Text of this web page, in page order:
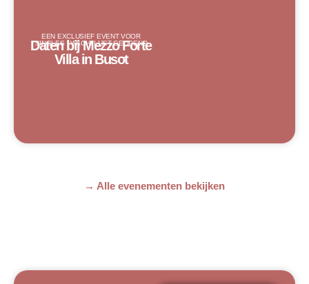
EEN EXCLUSIEF EVENT VOOR
SINGLES · WACHTLIJST GEOPEND
Daten bij Mezzo Forte
Villa in Busot
→ Alle evenementen bekijken